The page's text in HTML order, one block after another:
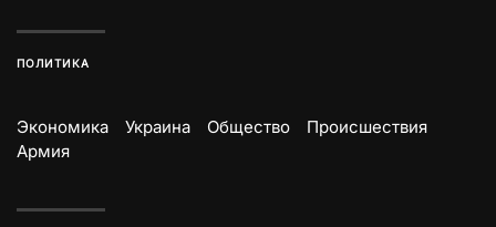
ПОЛИТИКА
Экономика Украина Общество
Происшествия
Армия